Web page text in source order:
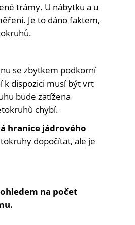
trámy. U nábytku a u
Je to dáno faktem,
se zbytkem podkorní
k dispozici musí být vrt
bude zatížena
chybí.
hranice jádrového
dopočítat, ale je
ohledem na počet